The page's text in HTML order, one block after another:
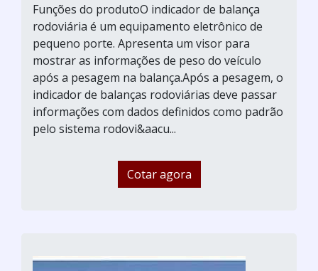
Funções do produtoO indicador de balança
rodoviária é um equipamento eletrônico de
pequeno porte. Apresenta um visor para
mostrar as informações de peso do veículo
após a pesagem na balança.Após a pesagem, o
indicador de balanças rodoviárias deve passar
informações com dados definidos como padrão
pelo sistema rodovi&aacu...
Cotar agora